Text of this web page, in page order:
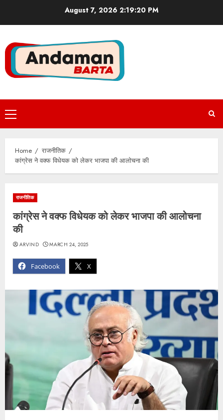
August 7, 2026 2:19:20 PM
Primary
Menu
Home
राजनीतिक
कांग्रेस ने वक्फ विधेयक को लेकर भाजपा की आलोचना की
राजनीतिक
कांग्रेस ने वक्फ विधेयक को लेकर भाजपा की आलोचना
की
Facebook X
ARVIND MARCH 24, 2025